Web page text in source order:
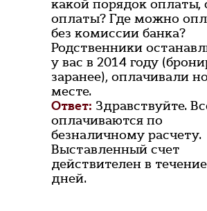
какой порядок оплаты,
оплаты? Где можно
без комиссии банка?
Родственники
у вас в 2014 году
заранее), оплачивали
месте.
Ответ: Здравствуйте.
оплачиваются по
безналичному расчету.
Выставленный счет
действителен в
дней.